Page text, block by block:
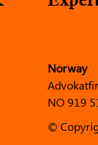
Norway
NO 919
©